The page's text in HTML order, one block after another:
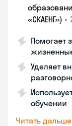
«СКАЕНГ») •
Помогает
Уделяет
обучении
Читать дальше